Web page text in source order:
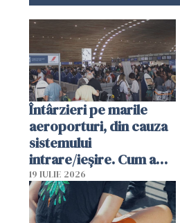
Întârzieri pe marile
aeroporturi, din cauza
sistemului
intrare/ieșire. Cum a
ajuns o femeie să fie
arestată în Cluj-Napoca
19 IULIE 2026